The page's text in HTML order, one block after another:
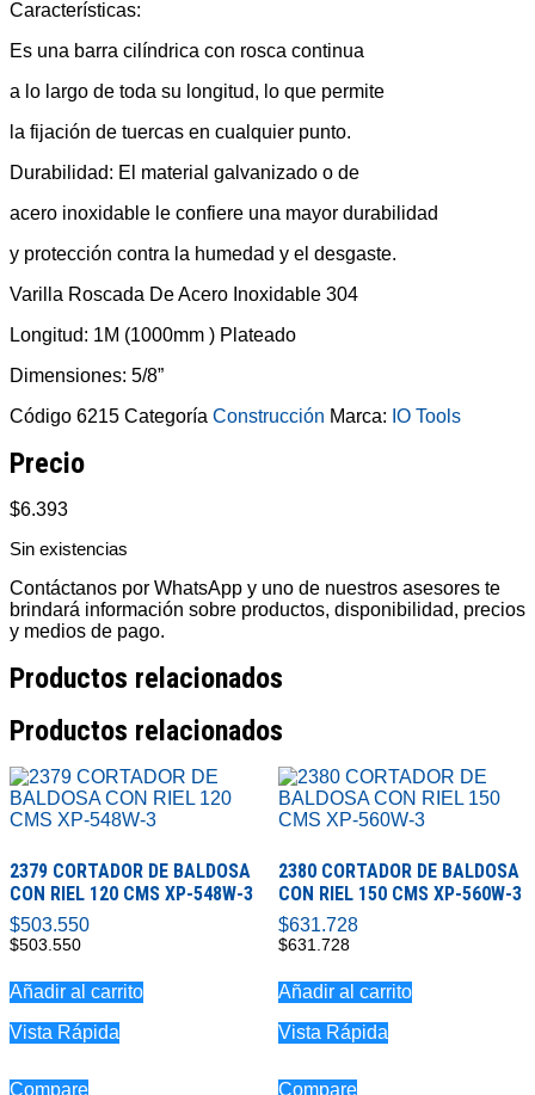
Características:
Es una barra cilíndrica con rosca continua
a lo largo de toda su longitud, lo que permite
la fijación de tuercas en cualquier punto.
Durabilidad: El material galvanizado o de
acero inoxidable le confiere una mayor durabilidad
y protección contra la humedad y el desgaste.
Varilla Roscada De Acero Inoxidable 304
Longitud: 1M (1000mm ) Plateado
Dimensiones: 5/8”
Código 6215 Categoría Construcción Marca: IO Tools
Precio
$6.393
Sin existencias
Contáctanos por WhatsApp y uno de nuestros asesores te
brindará información sobre productos, disponibilidad, precios
y medios de pago.
Productos relacionados
Productos relacionados
2379 CORTADOR DE BALDOSA
CON RIEL 120 CMS XP-548W-3
$503.550
$503.550
Añadir al carrito
Vista Rápida
Compare
2380 CORTADOR DE BALDOSA
CON RIEL 150 CMS XP-560W-3
$631.728
$631.728
Añadir al carrito
Vista Rápida
Compare